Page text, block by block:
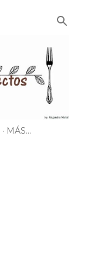
MÁS…